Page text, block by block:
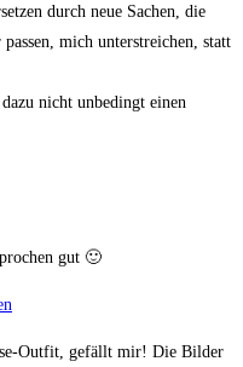
durch neue Sachen, die
mich unterstreichen, statt
nicht unbedingt einen
gut 🙂
Outfit, gefällt mir! Die Bilder